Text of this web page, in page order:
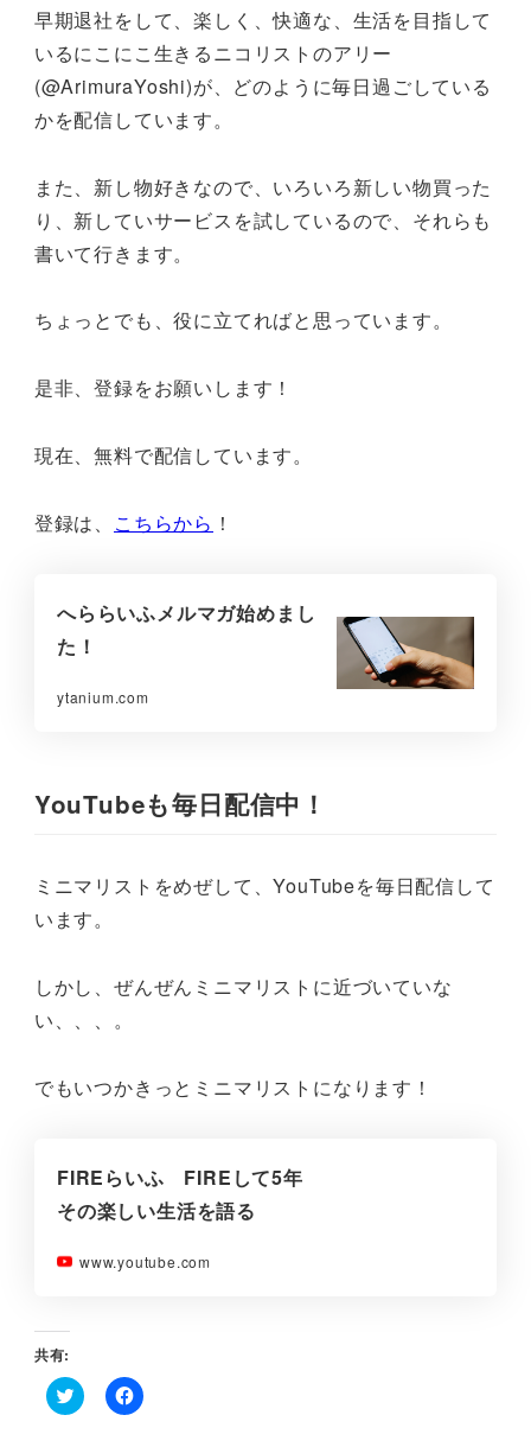
早期退社をして、楽しく、快適な、生活を目指して
いるにこにこ生きるニコリストのアリー
(@ArimuraYoshi)が、どのように毎日過ごしている
かを配信しています。
また、新し物好きなので、いろいろ新しい物買った
り、新していサービスを試しているので、それらも
書いて行きます。
ちょっとでも、役に立てればと思っています。
是非、登録をお願いします！
現在、無料で配信しています。
登録は、 こちらから ！
へららいふメルマガ始めまし
た！
ytanium.com
YouTubeも毎日配信中！
ミニマリストをめぜして、YouTubeを毎日配信して
います。
しかし、ぜんぜんミニマリストに近づいていな
い、、、。
でもいつかきっとミニマリストになります！
FIREらいふ FIREして5年
その楽しい生活を語る
www.youtube.com
共有:
ク F